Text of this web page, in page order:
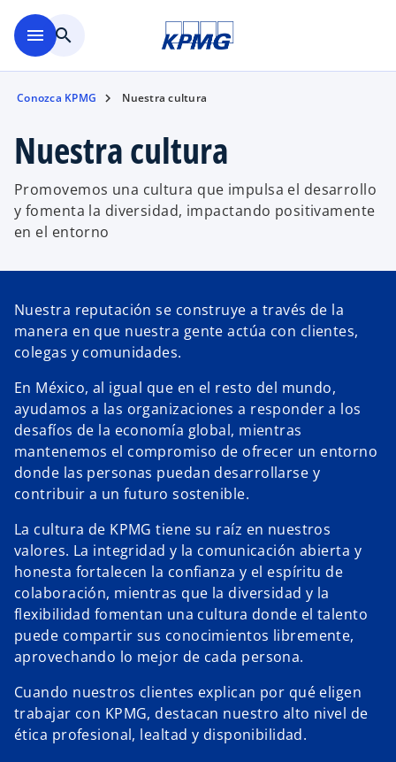
menu search
Conozca KPMG Nuestra cultura
Nuestra cultura
Promovemos una cultura que impulsa el desarrollo
y fomenta la diversidad, impactando positivamente
en el entorno
Nuestra reputación se construye a través de la
manera en que nuestra gente actúa con clientes,
colegas y comunidades.
En México, al igual que en el resto del mundo,
ayudamos a las organizaciones a responder a los
desafíos de la economía global, mientras
mantenemos el compromiso de ofrecer un entorno
donde las personas puedan desarrollarse y
contribuir a un futuro sostenible.
La cultura de KPMG tiene su raíz en nuestros
valores. La integridad y la comunicación abierta y
honesta fortalecen la confianza y el espíritu de
colaboración, mientras que la diversidad y la
flexibilidad fomentan una cultura donde el talento
puede compartir sus conocimientos libremente,
aprovechando lo mejor de cada persona.
Cuando nuestros clientes explican por qué eligen
trabajar con KPMG, destacan nuestro alto nivel de
ética profesional, lealtad y disponibilidad.